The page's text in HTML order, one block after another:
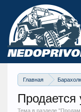
Главная
Продается
Тема в разделе "Продам